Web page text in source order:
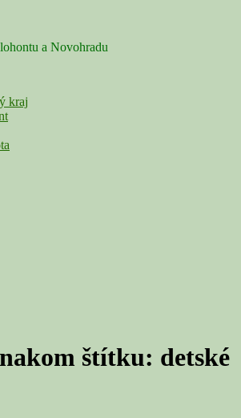
a Novohradu
kraj
štítku: detské